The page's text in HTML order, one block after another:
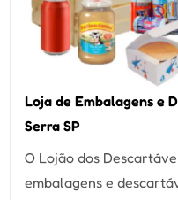
–
SP
Loja de Embalagens e
Serra SP
O Lojão dos
embalagens e